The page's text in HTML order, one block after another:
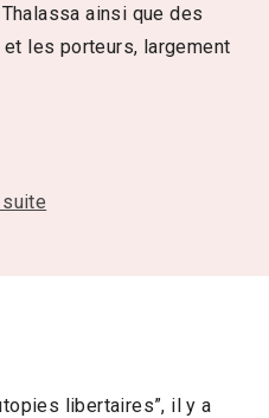
ainsi que des
les porteurs, largement
libertaires”, il y a